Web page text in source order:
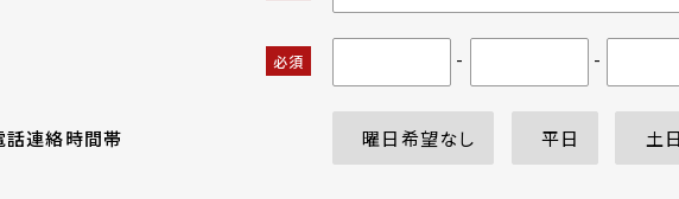
必須 - -
話連絡時間帯 曜日希望なし 平日 土